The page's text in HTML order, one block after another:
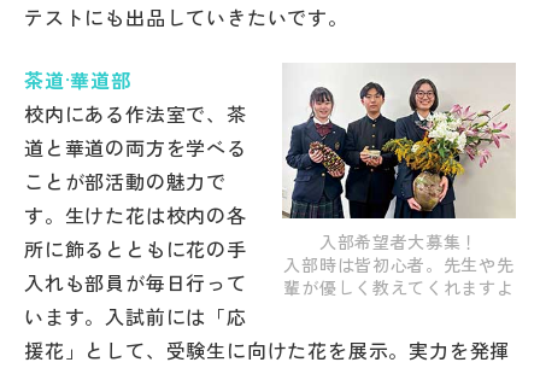
テストにも出品していきたいです。
入部希望者大募集！
入部時は皆初心者。先生や先
輩が優しく教えてくれますよ
茶道·華道部
校内にある作法室で、茶
道と華道の両方を学べる
ことが部活動の魅力で
す。生けた花は校内の各
所に飾るとともに花の手
入れも部員が毎日行って
います。入試前には「応
援花」として、受験生に向けた花を展示。実力を発揮